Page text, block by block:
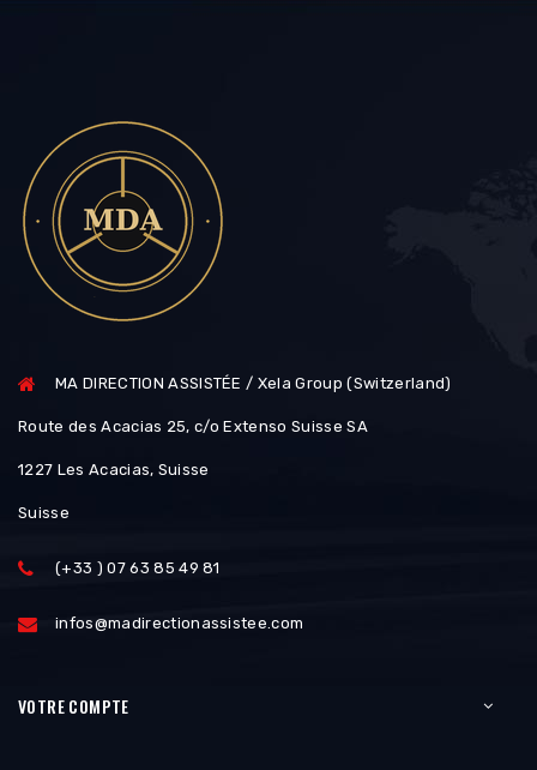
MA DIRECTION ASSISTÉE / Xela Group (Switzerland)
Route des Acacias 25, c/o Extenso Suisse SA
1227 Les Acacias, Suisse
Suisse
(+33 ) 07 63 85 49 81
infos@madirectionassistee.com
VOTRE COMPTE